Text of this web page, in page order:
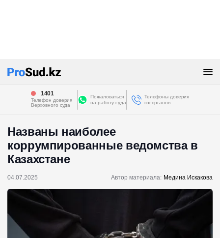
1401
Телефон доверия
Верховного суда
Пожаловаться
на работу суда
Телефоны доверия
госорганов
Названы наиболее
коррумпированные ведомства в
Казахстане
04.07.2025 Автор материала: Медина Искакова